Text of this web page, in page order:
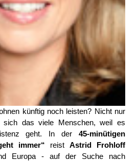
künftig noch leisten? Nicht nur
sich das viele Menschen, weil es
geht. In der 45-minütigen
immer“ reist Astrid Frohloff
Europa - auf der Suche nach